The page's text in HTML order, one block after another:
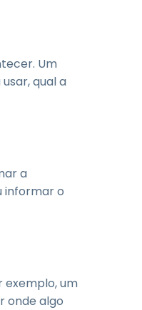
Um
qual a
a
informar o
exemplo, um
onde algo